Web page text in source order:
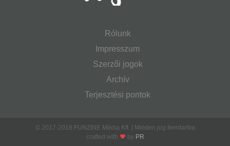
Rólunk
Impresszum
Szerzői jogok
Archív
Terjesztési pontok
© 2017-2018 FUNZINE Média Kft. | Minden jog fenntartva
crafted with
by PR